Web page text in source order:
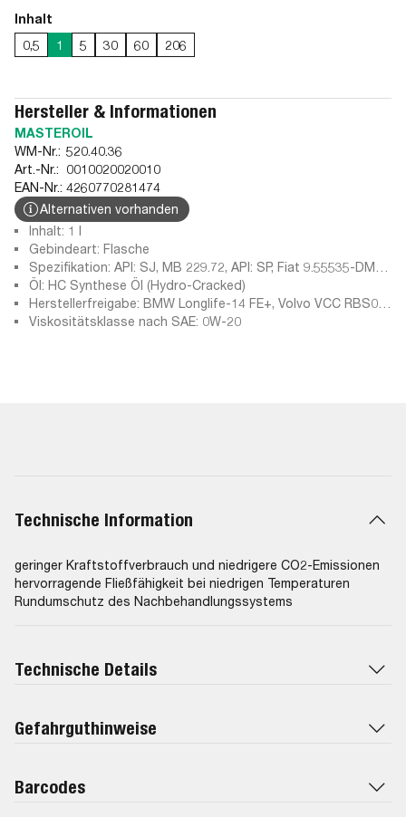
Inhalt
0,5
1 5 30 60 206
Hersteller & Informationen
MASTEROIL
WM-Nr.: 520.40.36
Art.-Nr.: 0010020020010
EAN-Nr.: 4260770281474
Alternativen vorhanden
Inhalt: 1 l
Gebindeart: Flasche
Spezifikation: API: SJ, MB 229.72, API: SP, Fiat 9.55535-DM1,
Ford M2C947-B1, API: SM, ILSAC GF-3, Fiat 9.55535-DSX,
Chrysler MS 6395, Ford M2C962-A1, ILSAC GF-6A,
STJLR.03.5006, Ford M2C945-B1, ILSAC GF-5, Ford
Öl: HC Synthese Öl (Hydro-Cracked)
Herstellerfreigabe: BMW Longlife-14 FE+, Volvo VCC RBS0-
2AE, MB 229.71, OV 040 1547 - A20
Viskositätsklasse nach SAE: 0W-20
Technische Information
geringer Kraftstoffverbrauch und niedrigere CO2-Emissionen
hervorragende Fließfähigkeit bei niedrigen Temperaturen
Rundumschutz des Nachbehandlungssystems
Technische Details
Gefahrguthinweise
Barcodes